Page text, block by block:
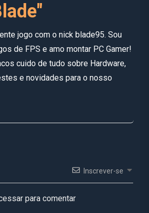
jogo com o nick blade95. Sou
de FPS e amo montar PC Gamer!
cuido de tudo sobre Hardware,
e novidades para o nosso
Inscrever-se
para comentar